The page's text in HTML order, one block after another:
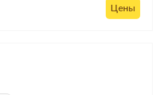
Цены